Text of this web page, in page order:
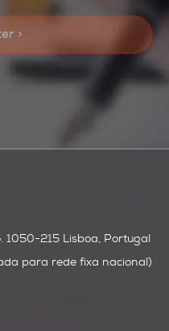
1050-215 Lisboa, Portugal
para rede fixa nacional)